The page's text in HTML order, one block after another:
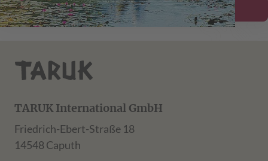
Details ansehen
TARUK International GmbH
Friedrich-Ebert-Straße 18
14548 Caputh